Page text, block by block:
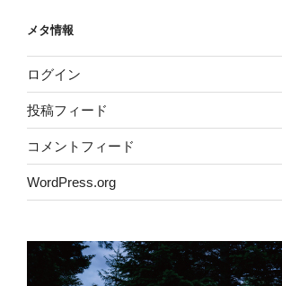
メタ情報
ログイン
投稿フィード
コメントフィード
WordPress.org